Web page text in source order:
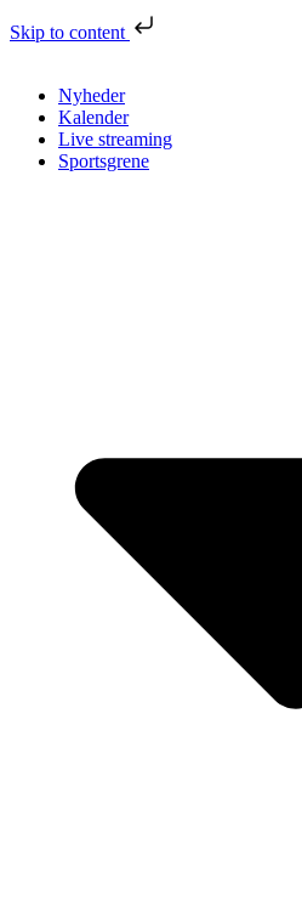
Skip to content
Nyheder
Kalender
Live streaming
Sportsgrene